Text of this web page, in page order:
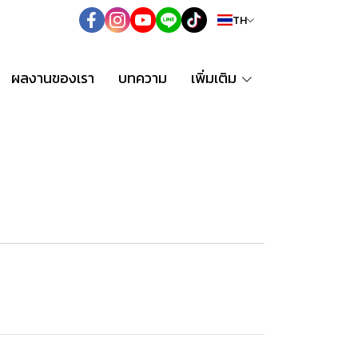
TH
ผลงานของเรา บทความ เพิ่มเติม